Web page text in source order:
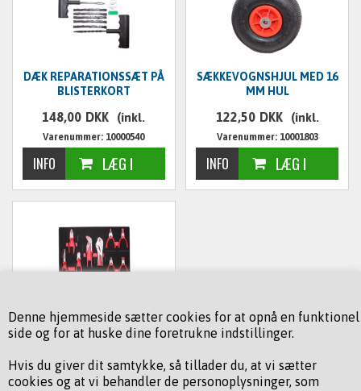
Denne hjemmeside sætter cookies for at opnå en funktionel
side og for at huske dine foretrukne indstillinger.
Hvis du giver dit samtykke, så tillader du, at vi sætter
cookies og at vi behandler de personoplysninger, som
DÆK REPARATIONSSÆT PÅ
BLISTERKORT
148,00 DKK (inkl.
moms)
Varenummer: 10000540
SÆKKEVOGNSHJUL MED 16
MM HUL
122,50 DKK (inkl.
moms)
Varenummer: 10001803
TANGSÆT - 9 DELE
moms)
Varenummer: 10003055